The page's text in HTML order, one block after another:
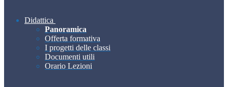
Didattica
Panoramica
Offerta formativa
I progetti delle classi
Documenti utili
Orario Lezioni